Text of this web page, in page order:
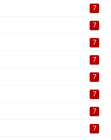
7
7
7
7
7
7
7
7